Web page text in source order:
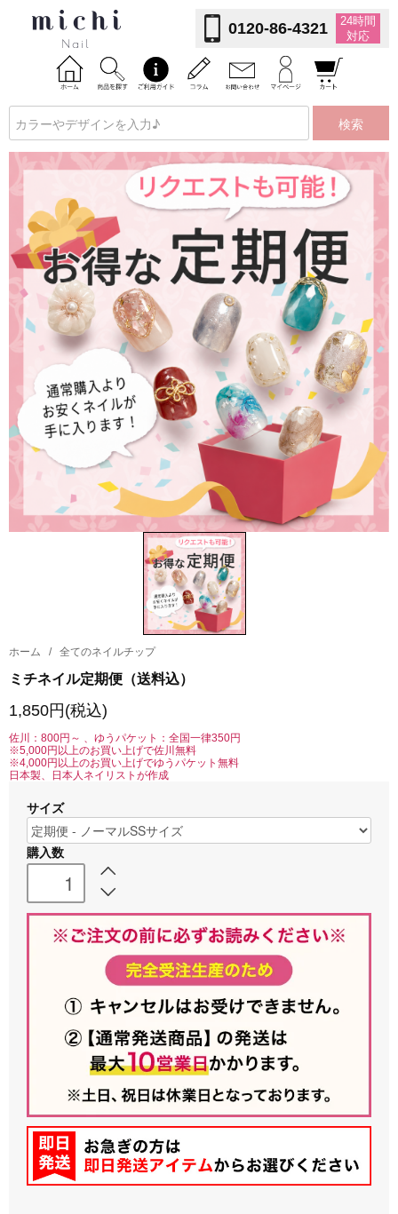
0120-86-4321
24時間
対応
検索
ホーム / 全てのネイルチップ
ミチネイル定期便（送料込）
1,850円(税込)
佐川：800円～ 、ゆうパケット：全国一律350円
※5,000円以上のお買い上げで佐川無料
※4,000円以上のお買い上げでゆうパケット無料
日本製、日本人ネイリストが作成
サイズ
購入数